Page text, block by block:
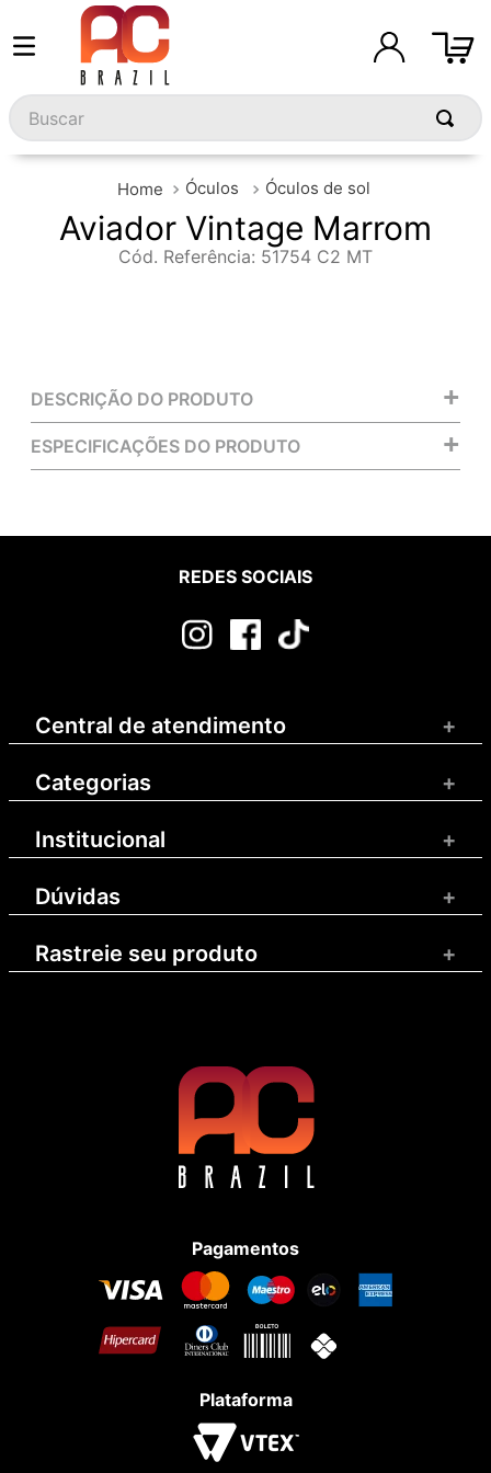
Buscar
Óculos Óculos de sol
Aviador Vintage Marrom
Cód. Referência: 51754 C2 MT
DESCRIÇÃO DO PRODUTO +
ESPECIFICAÇÕES DO PRODUTO +
REDES SOCIAIS
Central de atendimento +
Categorias +
Institucional +
Dúvidas +
Rastreie seu produto +
Pagamentos
Plataforma